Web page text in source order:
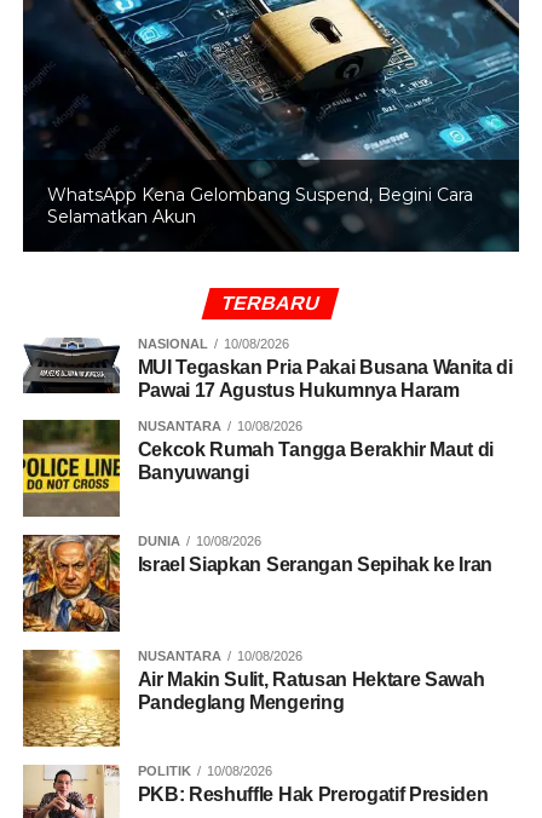
Bukti tes psikologi
Dengan adanya layanan SIM Keliling ini, masyarakat
diharapkan dapat lebih mudah memperpanjang SIM
secara cepat dan praktis tanpa harus mengantre lama di
kantor pelayanan.
(Kusuma/Mun)
SIM KELILING JAKARTA
Pria di Pasar Tanah Abang Dipukuli Usai Diteriaki
Copet
DON'T MISS
BMKG: Cuaca Jakarta Cerah Sepanjang Selasa
WhatsApp Kena Gelombang Suspend, Begini Cara
Selamatkan Akun
TERBARU
NASIONAL 10/08/2026
MUI Tegaskan Pria Pakai Busana Wanita di
Pawai 17 Agustus Hukumnya Haram
NUSANTARA 10/08/2026
Cekcok Rumah Tangga Berakhir Maut di
Banyuwangi
DUNIA 10/08/2026
Israel Siapkan Serangan Sepihak ke Iran
NUSANTARA 10/08/2026
Air Makin Sulit, Ratusan Hektare Sawah
Pandeglang Mengering
POLITIK 10/08/2026
PKB: Reshuffle Hak Prerogatif Presiden